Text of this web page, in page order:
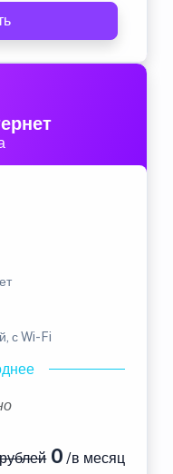
с Wi-Fi
0 /в месяц